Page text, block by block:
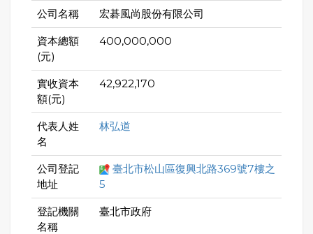
公司名稱 宏碁風尚股份有限公司
資本總額
(元)
400,000,000
實收資本
額(元)
42,922,170
代表人姓
名
林弘道
公司登記
地址
臺北市松山區復興北路369號7樓之
5
登記機關
名稱
臺北市政府